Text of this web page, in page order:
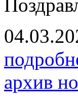
архив